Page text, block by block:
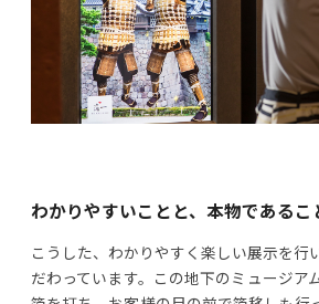
わかりやすいことと、本物であるこ
こうした、わかりやすく楽しい展示を行
だわっています。この地下のミュージア